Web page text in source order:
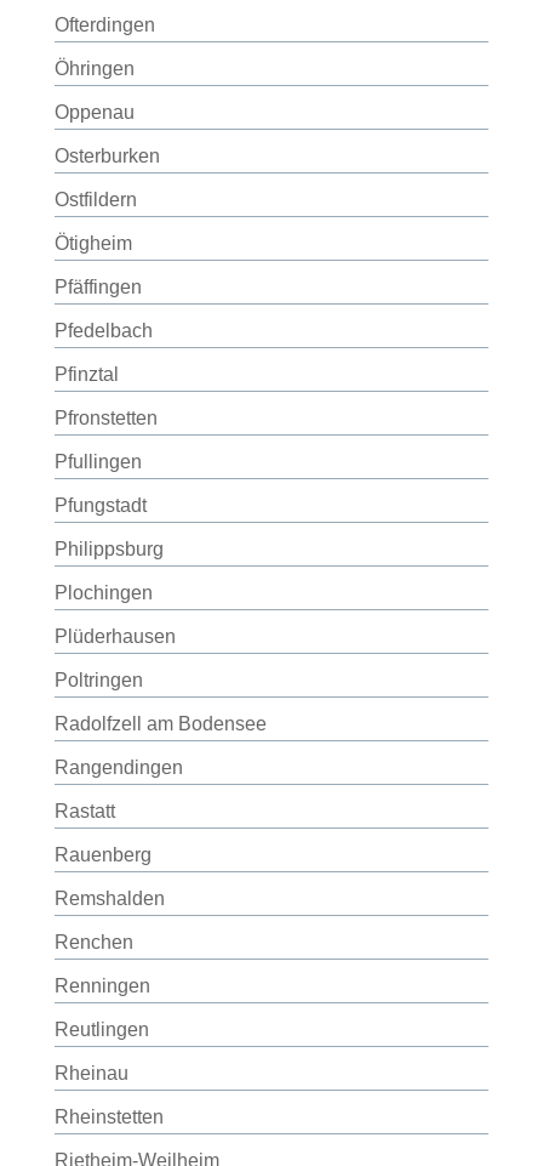
Ofterdingen
Öhringen
Oppenau
Osterburken
Ostfildern
Ötigheim
Pfäffingen
Pfedelbach
Pfinztal
Pfronstetten
Pfullingen
Pfungstadt
Philippsburg
Plochingen
Plüderhausen
Poltringen
Radolfzell am Bodensee
Rangendingen
Rastatt
Rauenberg
Remshalden
Renchen
Renningen
Reutlingen
Rheinau
Rheinstetten
Rietheim-Weilheim